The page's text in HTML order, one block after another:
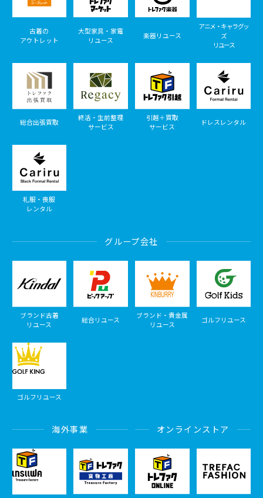
古着の
アウトレット
大型家具・家電
リユース
楽器リユース
アニメ・キャラグッ
ズ
リユース
総合出張買取
終活・生前整理
サービス
引越＋買取
サービス
ドレスレンタル
礼服・喪服
レンタル
グループ会社
ブランド古着
リユース
総合リユース
ブランド・貴金属
リユース
ゴルフリユース
ゴルフリユース
海外事業 オンラインストア